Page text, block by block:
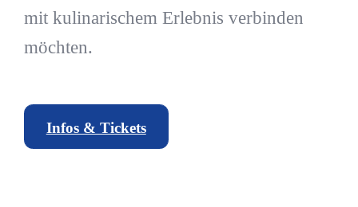
mit kulinarischem Erlebnis verbinden
möchten.
Infos & Tickets